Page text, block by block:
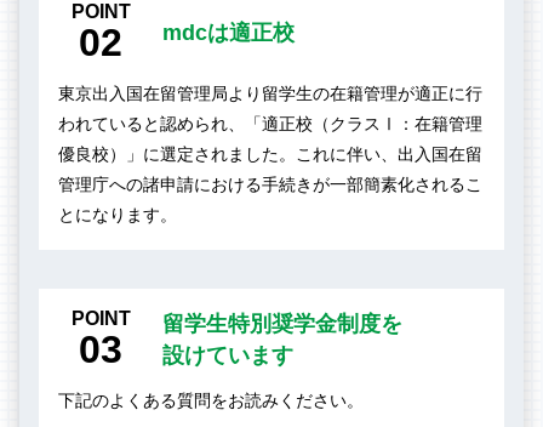
POINT
02 mdcは適正校
東京出入国在留管理局より留学生の在籍管理が適正に行
われていると認められ、「適正校（クラスⅠ：在籍管理
優良校）」に選定されました。これに伴い、出入国在留
管理庁への諸申請における手続きが一部簡素化されるこ
とになります。
POINT
03
留学生特別奨学金制度を
設けています
下記のよくある質問をお読みください。